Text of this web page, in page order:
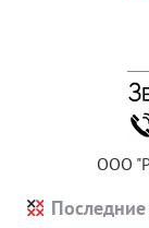
ООО